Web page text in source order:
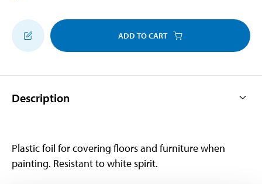
ADD TO CART
Description
Plastic foil for covering floors and furniture when
painting. Resistant to white spirit.